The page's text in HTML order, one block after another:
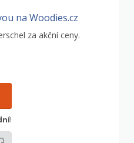
na Woodies.cz
za akční ceny.
!